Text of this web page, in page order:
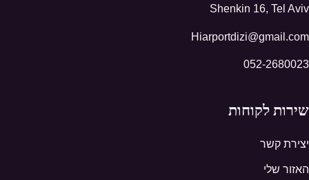
Shenkin 16, Tel Aviv
Hiarportdizi@gmail.com
052-2680023
שירות לקוחות
יצירת קשר
האזור שלי